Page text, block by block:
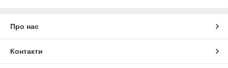
Про нас
Контакти